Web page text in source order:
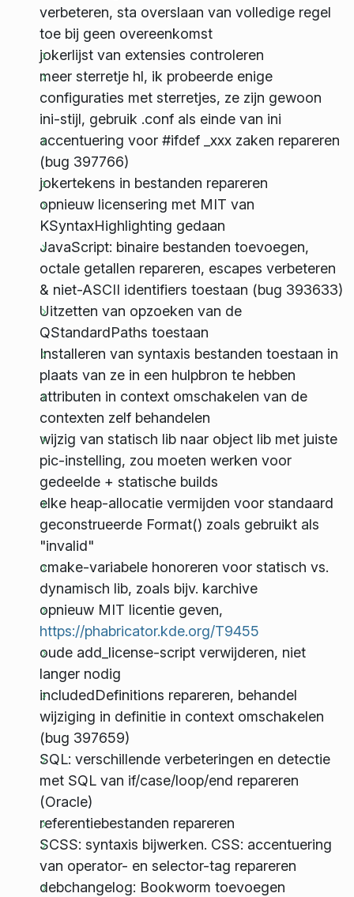
verbeteren, sta overslaan van volledige regel
toe bij geen overeenkomst
jokerlijst van extensies controleren
meer sterretje hl, ik probeerde enige
configuraties met sterretjes, ze zijn gewoon
ini-stijl, gebruik .conf als einde van ini
accentuering voor #ifdef _xxx zaken repareren
(bug 397766)
jokertekens in bestanden repareren
opnieuw licensering met MIT van
KSyntaxHighlighting gedaan
JavaScript: binaire bestanden toevoegen,
octale getallen repareren, escapes verbeteren
& niet-ASCII identifiers toestaan (bug 393633)
Uitzetten van opzoeken van de
QStandardPaths toestaan
Installeren van syntaxis bestanden toestaan in
plaats van ze in een hulpbron te hebben
attributen in context omschakelen van de
contexten zelf behandelen
wijzig van statisch lib naar object lib met juiste
pic-instelling, zou moeten werken voor
gedeelde + statische builds
elke heap-allocatie vermijden voor standaard
geconstrueerde Format() zoals gebruikt als
"invalid"
cmake-variabele honoreren voor statisch vs.
dynamisch lib, zoals bijv. karchive
opnieuw MIT licentie geven,
https://phabricator.kde.org/T9455
oude add_license-script verwijderen, niet
langer nodig
includedDefinitions repareren, behandel
wijziging in definitie in context omschakelen
(bug 397659)
SQL: verschillende verbeteringen en detectie
met SQL van if/case/loop/end repareren
(Oracle)
referentiebestanden repareren
SCSS: syntaxis bijwerken. CSS: accentuering
van operator- en selector-tag repareren
debchangelog: Bookworm toevoegen